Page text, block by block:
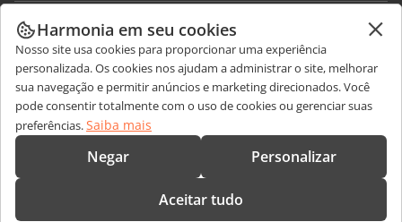
Docs
DocSpace
Workspace
Conectores
Aplicativos para desktop
Aplicativos móveis
COLABORAR
Para colaboradores
Para tradutores
Para influenciadores
Vagas
RECEBA NOTÍCIAS
Blog
OBTER AJUDA
Fórum
Cursos de treinamento
CONTATE-NOS
Perguntas sobre vendas
sales@onlyoffice.com
Harmonia em seu cookies
Nosso site usa cookies para proporcionar uma experiência
personalizada. Os cookies nos ajudam a administrar o site, melhorar
sua navegação e permitir anúncios e marketing direcionados. Você
pode consentir totalmente com o uso de cookies ou gerenciar suas
preferências.Saiba mais
Negar Personalizar
Aceitar tudo